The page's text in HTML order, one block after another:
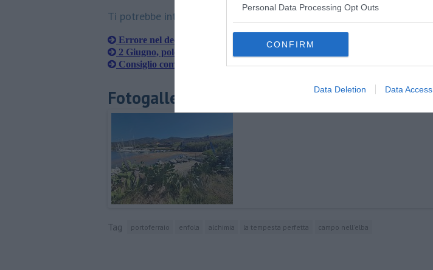
Personal Data Processing Opt Outs
CONFIRM
Data Deletion Data Access
Ti potrebbe interessare anche:
Errore nel decreto e scatta la polemica
2 Giugno, polemica su fascia tricolore e cerimonia
Consiglio comunale, sfiduciata la presidente
Fotogallery
Tag portoferraio enfola alchimia la tempesta perfetta campo nell'elba